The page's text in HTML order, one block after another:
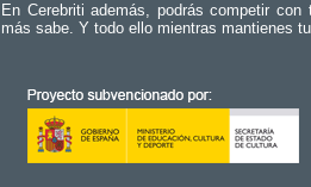
En Cerebriti además, podrás competir
más sabe. Y todo ello mientras mantienes